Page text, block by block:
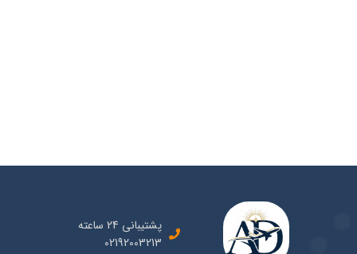
پشتیبانی 24 ساعته
02192003213